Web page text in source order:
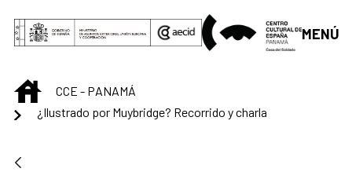
Saltar al contenido principal
MENÚ
INICIOCCE - PANAMÁ
¿Ilustrado por Muybridge? Recorrido y charla